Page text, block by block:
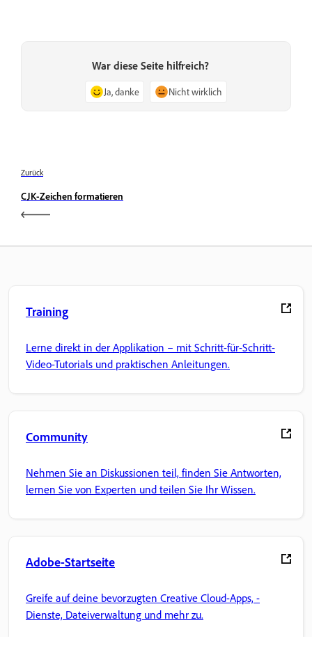
War diese Seite hilfreich?
Ja, danke Nicht wirklich
Zurück
CJK-Zeichen formatieren
Training
Lerne direkt in der Applikation – mit Schritt-für-Schritt-
Video-Tutorials und praktischen Anleitungen.
Community
Nehmen Sie an Diskussionen teil, finden Sie Antworten,
lernen Sie von Experten und teilen Sie Ihr Wissen.
Adobe-Startseite
Greife auf deine bevorzugten Creative Cloud-Apps, -
Dienste, Dateiverwaltung und mehr zu.